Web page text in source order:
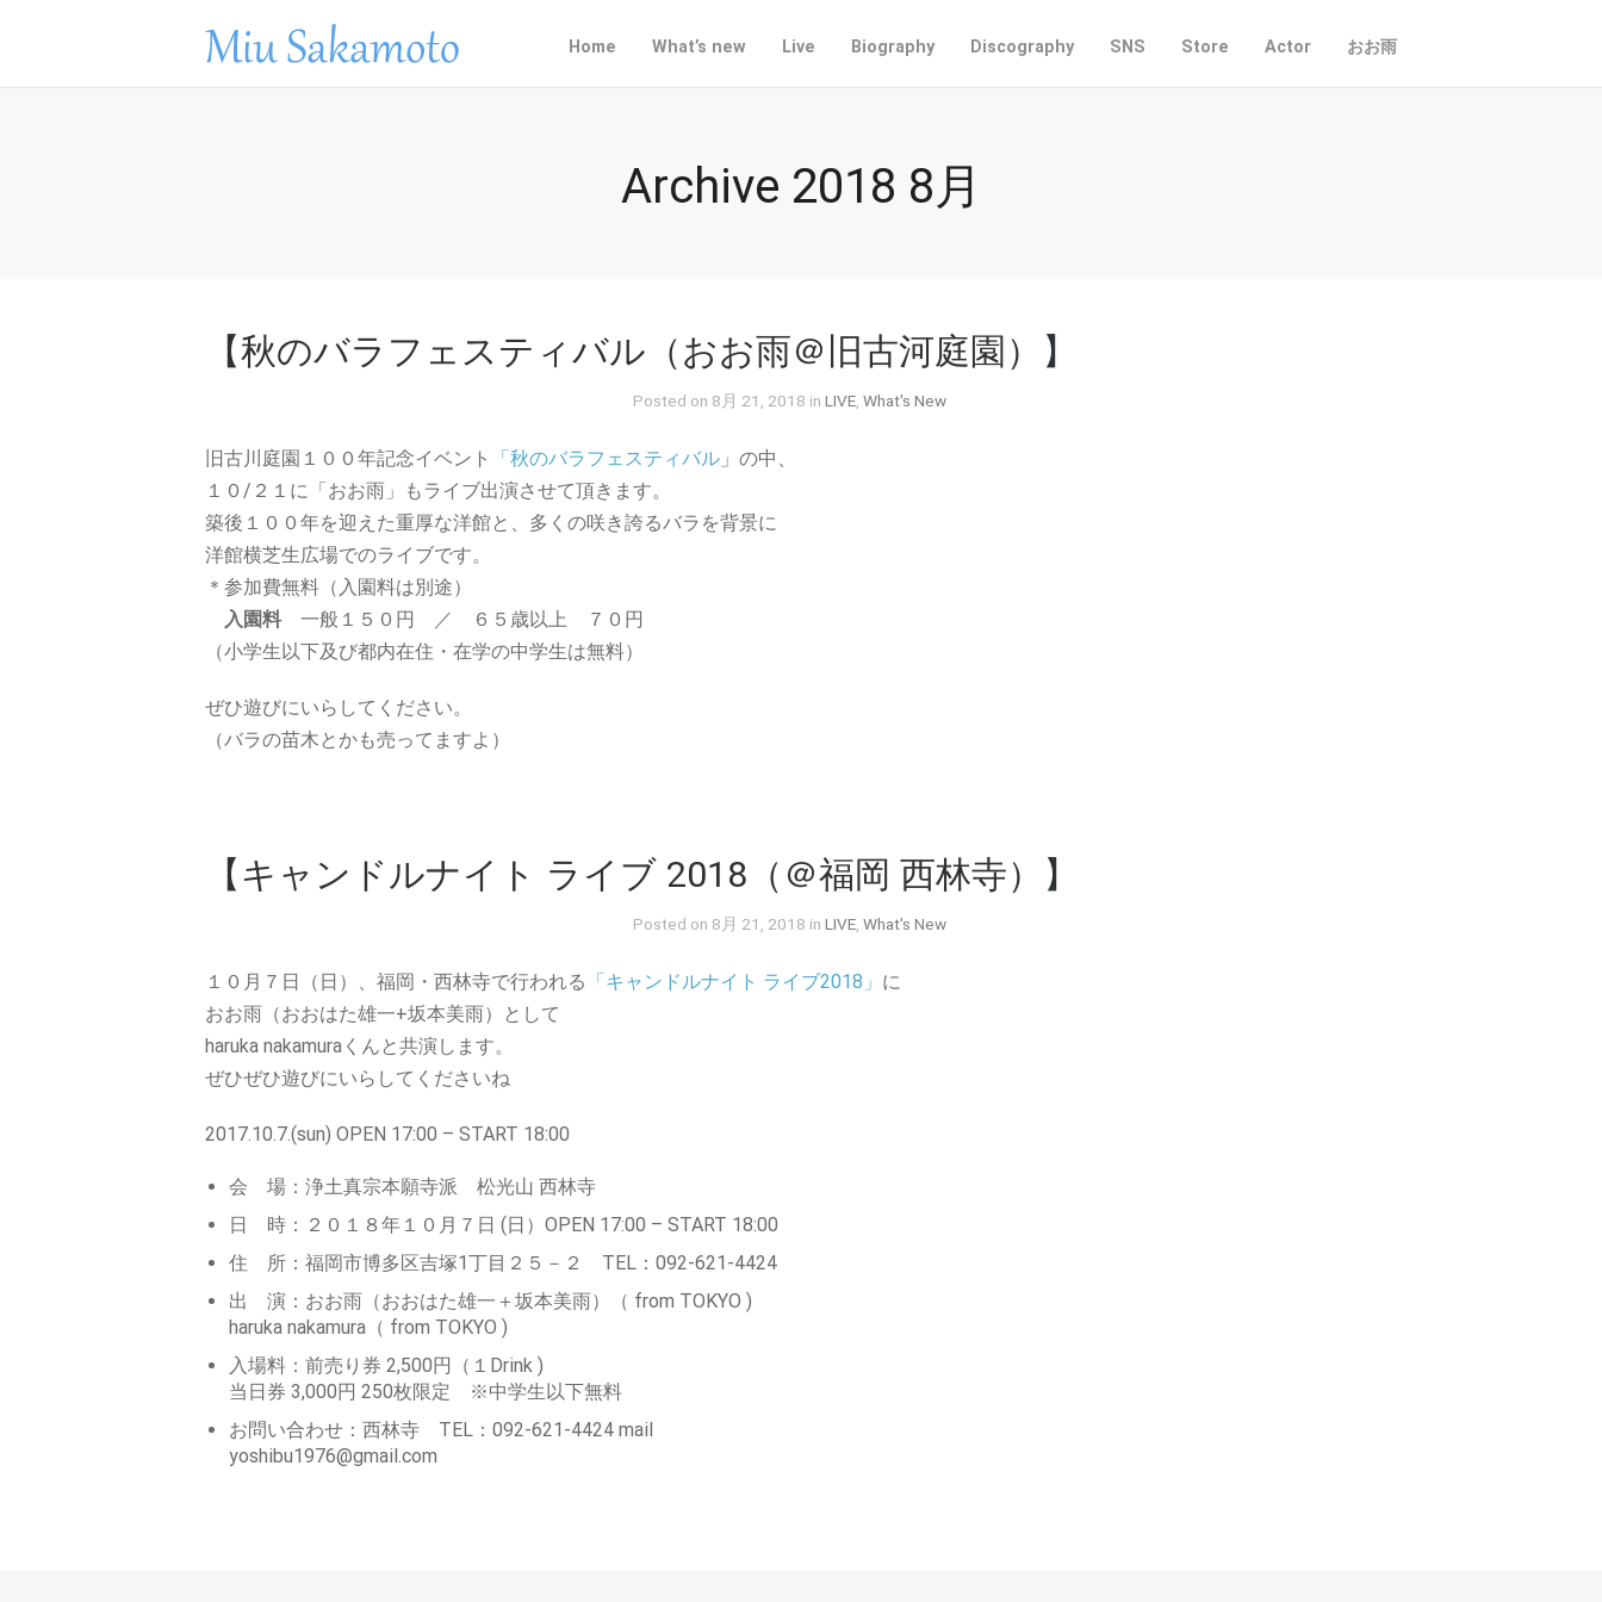
Home What’s new Live Biography Discography SNS Store Actor おお雨
Archive 2018 8月
【秋のバラフェスティバル（おお雨＠旧古河庭園）】
Posted on 8月 21, 2018 in LIVE, What's New
旧古川庭園１００年記念イベント 「秋のバラフェスティバル 」の中、
１０/２１に「おお雨」もライブ出演させて頂きます。
築後１００年を迎えた重厚な洋館と、多くの咲き誇るバラを背景に
洋館横芝生広場でのライブです。
＊参加費無料（入園料は別途）
入園料 一般１５０円 ／ ６５歳以上 ７０円
（小学生以下及び都内在住・在学の中学生は無料）
ぜひ遊びにいらしてください。
（バラの苗木とかも売ってますよ）
【キャンドルナイト ライブ 2018（＠福岡 西林寺）】
Posted on 8月 21, 2018 in LIVE, What's New
１０月７日（日）、福岡・西林寺で行われる 「キャンドルナイト ライブ2018」 に
おお雨（おおはた雄一+坂本美雨）として
haruka nakamuraくんと共演します。
ぜひぜひ遊びにいらしてくださいね
2017.10.7.(sun) OPEN 17:00 – START 18:00
会 場：浄土真宗本願寺派 松光山 西林寺
日 時：２０１８年１０月７日 (日）OPEN 17:00 – START 18:00
住 所：福岡市博多区吉塚1丁目２５－２ TEL：092-621-4424
出 演：おお雨（おおはた雄一＋坂本美雨）（ from TOKYO )
haruka nakamura（ from TOKYO )
入場料：前売り券 2,500円（１Drink )
当日券 3,000円 250枚限定 ※中学生以下無料
お問い合わせ：西林寺 TEL：092-621-4424 mail
yoshibu1976@gmail.com